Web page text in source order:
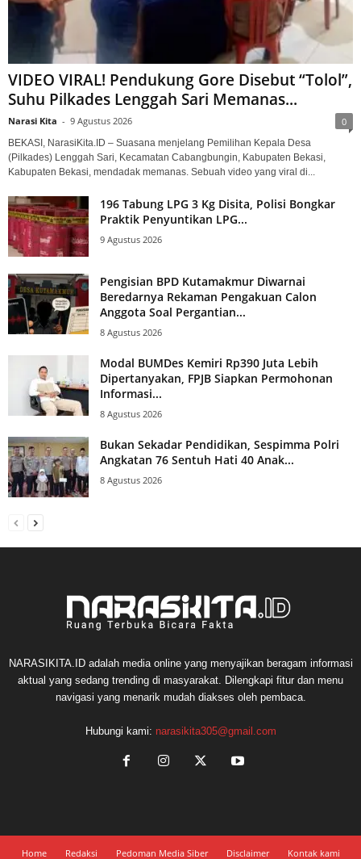
VIDEO VIRAL! Pendukung Gore Disebut “Tolol”,
Suhu Pilkades Lenggah Sari Memanas...
Narasi Kita - 9 Agustus 2026 0
BEKASI, NarasiKita.ID – Suasana menjelang Pemilihan Kepala Desa
(Pilkades) Lenggah Sari, Kecamatan Cabangbungin, Kabupaten Bekasi,
Kabupaten Bekasi, mendadak memanas. Sebuah video yang viral di...
196 Tabung LPG 3 Kg Disita, Polisi Bongkar
Praktik Penyuntikan LPG...
9 Agustus 2026
Pengisian BPD Kutamakmur Diwarnai
Beredarnya Rekaman Pengakuan Calon
Anggota Soal Pergantian...
8 Agustus 2026
Modal BUMDes Kemiri Rp390 Juta Lebih
Dipertanyakan, FPJB Siapkan Permohonan
Informasi...
8 Agustus 2026
Bukan Sekadar Pendidikan, Sespimma Polri
Angkatan 76 Sentuh Hati 40 Anak...
8 Agustus 2026
NARASIKITA.ID adalah media online yang menyajikan beragam informasi
aktual yang sedang trending di masyarakat. Dilengkapi fitur dan menu
navigasi yang menarik mudah diakses oleh pembaca.
Hubungi kami: narasikita305@gmail.com
Home Redaksi Pedoman Media Siber Disclaimer Kontak kami